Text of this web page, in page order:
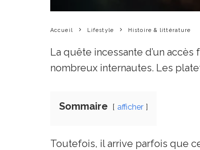
Accueil Lifestyle Histoire & littérature
La quête incessante d’un
nombreux internautes. Les
Sommaire afficher
Toutefois, il arrive parfois que